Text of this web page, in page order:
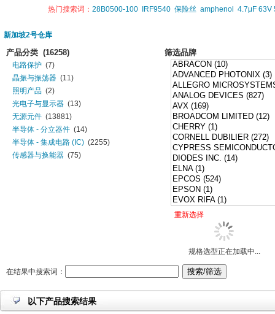
热门搜索词： 28B0500-100 IRF9540 保险丝 amphenol 4.7μF 63V
新加坡2号仓库
产品分类 (16258)
电路保护 (7)
晶振与振荡器 (11)
照明产品 (2)
光电子与显示器 (13)
无源元件 (13881)
半导体 - 分立器件 (14)
半导体 - 集成电路 (IC) (2255)
传感器与换能器 (75)
筛选品牌
重新选择
规格选型正在加载中...
在结果中搜索词：
以下产品搜索结果